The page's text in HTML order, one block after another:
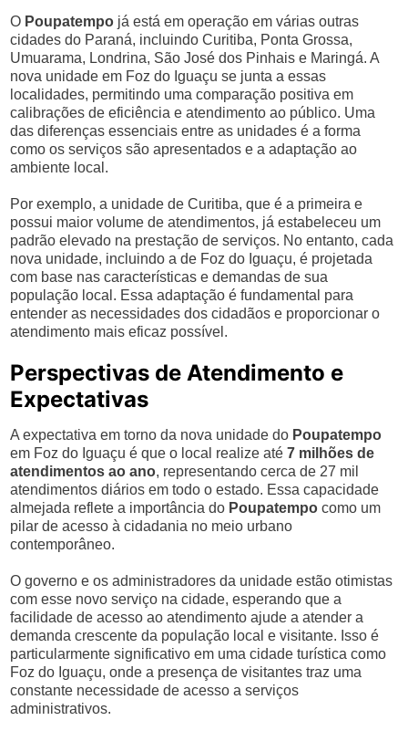
O Poupatempo já está em operação em várias outras
cidades do Paraná, incluindo Curitiba, Ponta Grossa,
Umuarama, Londrina, São José dos Pinhais e Maringá. A
nova unidade em Foz do Iguaçu se junta a essas
localidades, permitindo uma comparação positiva em
calibrações de eficiência e atendimento ao público. Uma
das diferenças essenciais entre as unidades é a forma
como os serviços são apresentados e a adaptação ao
ambiente local.
Por exemplo, a unidade de Curitiba, que é a primeira e
possui maior volume de atendimentos, já estabeleceu um
padrão elevado na prestação de serviços. No entanto, cada
nova unidade, incluindo a de Foz do Iguaçu, é projetada
com base nas características e demandas de sua
população local. Essa adaptação é fundamental para
entender as necessidades dos cidadãos e proporcionar o
atendimento mais eficaz possível.
Perspectivas de Atendimento e
Expectativas
A expectativa em torno da nova unidade do Poupatempo
em Foz do Iguaçu é que o local realize até7 milhões de
atendimentos ao ano, representando cerca de 27 mil
atendimentos diários em todo o estado. Essa capacidade
almejada reflete a importância do Poupatempo como um
pilar de acesso à cidadania no meio urbano
contemporâneo.
O governo e os administradores da unidade estão otimistas
com esse novo serviço na cidade, esperando que a
facilidade de acesso ao atendimento ajude a atender a
demanda crescente da população local e visitante. Isso é
particularmente significativo em uma cidade turística como
Foz do Iguaçu, onde a presença de visitantes traz uma
constante necessidade de acesso a serviços
administrativos.